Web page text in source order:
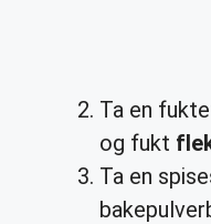
Ta en
og fukt
Ta en